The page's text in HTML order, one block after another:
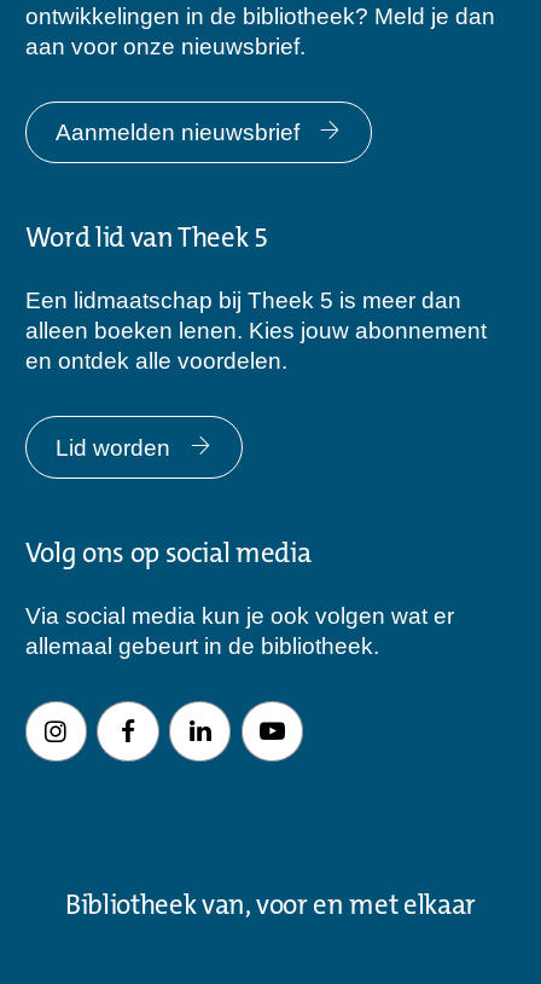
ontwikkelingen in de bibliotheek? Meld je dan
aan voor onze nieuwsbrief.
Aanmelden nieuwsbrief
Word lid van Theek 5
Een lidmaatschap bij Theek 5 is meer dan
alleen boeken lenen. Kies jouw abonnement
en ontdek alle voordelen.
Lid worden
Volg ons op social media
Via social media kun je ook volgen wat er
allemaal gebeurt in de bibliotheek.
Bibliotheek van, voor en met elkaar